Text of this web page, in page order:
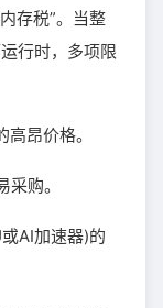
存税”。当整
行时，多项限
昂价格。
购。
AI加速器)的